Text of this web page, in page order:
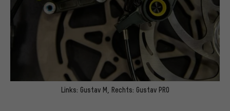
Links: Gustav M, Rechts: Gustav PRO